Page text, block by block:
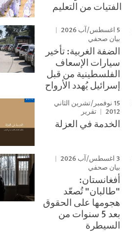
الفتيات من التعليم
5 اغسطس/آب 2026
بيان صحفي
الضفة الغربية: تأخير
سيارات الإسعاف
الفلسطينية من قبل
إسرائيل يُهدد الأرواح
15 نوفمبر/تشرين الثاني
2012
تقرير
الخدمة في العزلة
3 اغسطس/آب 2026
بيان صحفي
أفغانستان:
"طالبان" تُصعّد
هجومها على الحقوق
بعد 5 سنوات من
السيطرة